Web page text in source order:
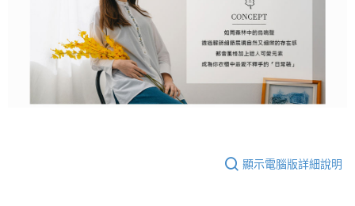
顯示電腦版詳細說明